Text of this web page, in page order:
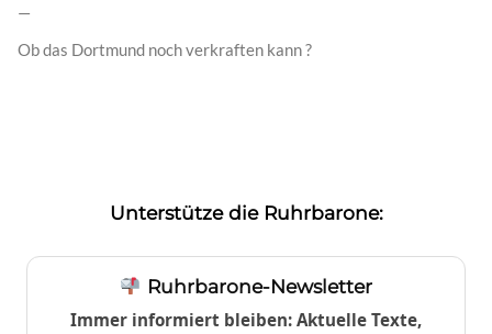
—
Ob das Dortmund noch verkraften kann ?
Unterstütze die Ruhrbarone:
Ruhrbarone-Newsletter
Immer informiert bleiben: Aktuelle Texte,